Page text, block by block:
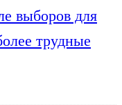
выборов для
трудные